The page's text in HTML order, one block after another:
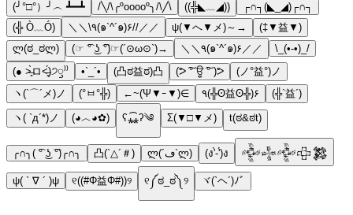
(╯°□°）╯︵ ┻━┻
/╲/\╭ºooooº╮/\╱\ ((╬◣﹏◢))
┌∩┐(◣_◢)┌∩┐
(╬ Ò﹏Ó)
＼＼\٩(๑`^´๑)۶//／／ ψ(▼へ▼メ)～→
(‡▼益▼)
ლ(ಠ_ಠლ)
(☞ ͡° ͜ʖ ͡°)☞(´⊙ω⊙`)→ ＼＼٩(๑`^´๑)۶／／
\_(•-•)_/
(● ˃̶͈̀ロ˂̶͈́)੭ꠥ⁾⁾
•`_´• (凸ಠ益ಠ)凸 (ᕗ ͠° ਊ ͠° )ᕗ
(ノ°益°)ノ
ヽ(`⌒´メ)ノ
(°ㅂ°╬) ←~(Ψ▼ｰ▼)∈ ٩(╬ʘ益ʘ╬)۶ (╬`益´)
ヽ( `д´*)ノ (◕︿◕✿) ʕ⁎̯͡⁎ʔ༄ Σ(▼□▼メ) t(ಠ&ಠt)
╭∩╮( ͡° ͜ʖ ͡°)╭∩╮ 凸(`△´＃) ლ(´ڡ`ლ) (ง'̀-'́)ง 𒅒𒈔𒅒𒇫𒄆
ψ( ` ∇ ´ )ψ ୧((#Φ益Φ#))୨ ୧༼ಠ_ಠ༽୨ ヾ(`ヘ´)ﾉﾞ